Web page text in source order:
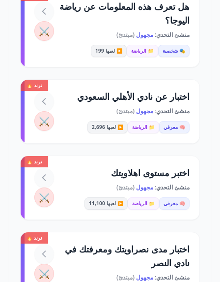
هل تعرف هذه المعلومات عن رياضة
اليوجا؟
منشئ التحدي:مجهول (مبتدئ)
🎭 شخصية 📁 الرياضة ▶️ لعبها 199
⚔️
ترند 🔥
اختبار عن نادي الأهلي السعودي
منشئ التحدي:مجهول (مبتدئ)
🧠 معرفي 📁 الرياضة ▶️ لعبها 2,696 ⚔️
ترند 🔥
اختبر مستوى اهلاويتك
منشئ التحدي:مجهول (مبتدئ)
🧠 معرفي 📁 الرياضة ▶️ لعبها 11,100 ⚔️
ترند 🔥
اختبار مدى نصراويتك ومعرفتك في
نادي النصر
منشئ التحدي:مجهول (مبتدئ) ⚔️